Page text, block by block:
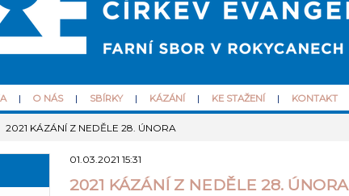
O NÁS SBÍRKY KÁZÁNÍ KE STAŽENÍ KONTAKT
2021 KÁZÁNÍ Z NEDĚLE 28. ÚNORA
01.03.2021 15:31
2021 KÁZÁNÍ Z NEDĚLE 28. ÚNORA